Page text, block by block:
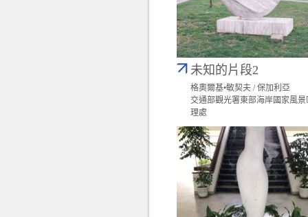
未知的片段2
格奧爾基•敏契夫 / 保加利亞
交通部觀光署東部海岸國家風景
理處